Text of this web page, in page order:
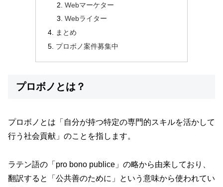
Webマーケター
Webライター
まとめ
プロボノ案件募集中
プロボノとは？
プロボノとは「自分が持つ特定の専門的スキルを活かして
行う社会貢献」のことを指します。
ラテン語の「pro bono publice」の略から由来しており、
翻訳すると「公共善のために」という意味から使われてい